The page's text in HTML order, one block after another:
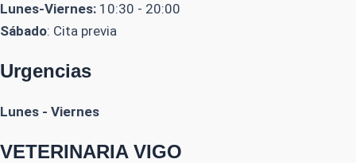
Lunes-Viernes: 10:30 - 20:00
Sábado: Cita previa
Urgencias
Lunes - Viernes
VETERINARIA VIGO